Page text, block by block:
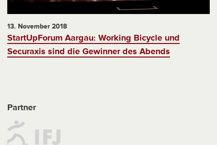
13. November 2018
StartUpForum Aargau: Working Bicycle und
Securaxis sind die Gewinner des Abends
Partner